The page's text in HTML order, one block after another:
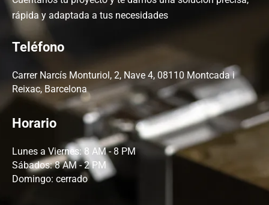
rápida y adaptada a tus necesidades
Teléfono
Carrer Narcís Monturiol, 2, Nave 4, 08110 Montcada i
Reixac, Barcelona
Horario
Lunes a Viernes: 8 AM - 8 PM
Sábados: 8 AM - 2 PM
Domingo: cerrado